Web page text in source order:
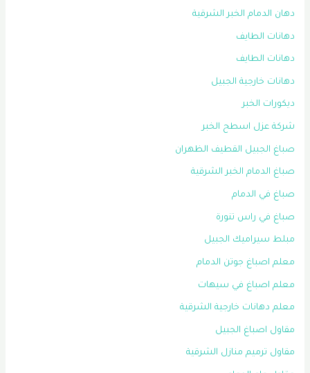
دهان الدمام الخبر الشرقية
دهانات الطايف
دهانات الطايف
دهانات خارجية الجبيل
ديكورات الخبر
شركة عزل اسطح الخبر
صباغ الجبيل القطيف الظهران
صباغ الدمام الخبر الشرقية
صباغ في الدمام
صباغ في راس تنورة
مبلط سيراميك الجبيل
معلم اصباغ جوتن الدمام
معلم اصباغ في سيهات
معلم دهانات خارجية الشرقية
مقاول اصباغ الجبيل
مقاول ترميم منازل الشرقية